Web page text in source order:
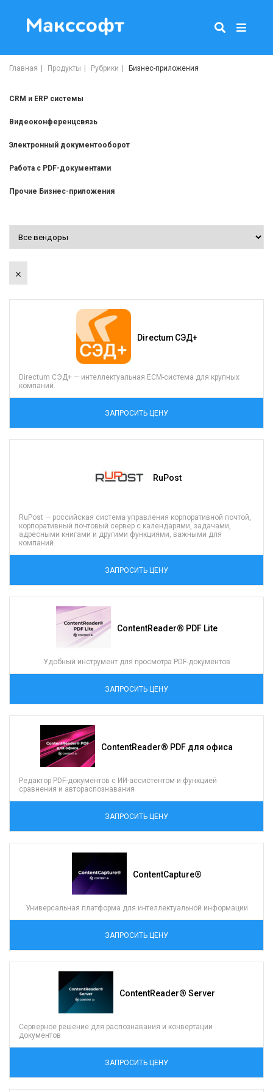
Главная Продукты Рубрики Бизнес-приложения
CRM и ERP системы
Видеоконференцсвязь
Электронный документооборот
Работа с PDF-документами
Прочие Бизнес-приложения
×
Directum СЭД+
Directum СЭД+ — интеллектуальная EСM-система для крупных
компаний.
ЗАПРОСИТЬ ЦЕНУ
RuPost
RuPost — российская система управления корпоративной почтой,
корпоративный почтовый сервер с календарями, задачами,
адресными книгами и другими функциями, важными для
компаний.
ЗАПРОСИТЬ ЦЕНУ
ContentReader® PDF Lite
Удобный инструмент для просмотра PDF-документов
ЗАПРОСИТЬ ЦЕНУ
ContentReader® PDF для офиса
Редактор PDF-документов с ИИ-ассистентом и функцией
сравнения и автораспознавания
ЗАПРОСИТЬ ЦЕНУ
ContentCapture®
Универсальная платформа для интеллектуальной информации
ЗАПРОСИТЬ ЦЕНУ
ContentReader® Server
Серверное решение для распознавания и конвертации
документов
ЗАПРОСИТЬ ЦЕНУ